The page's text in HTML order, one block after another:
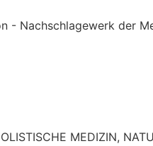
MEDIZIN,